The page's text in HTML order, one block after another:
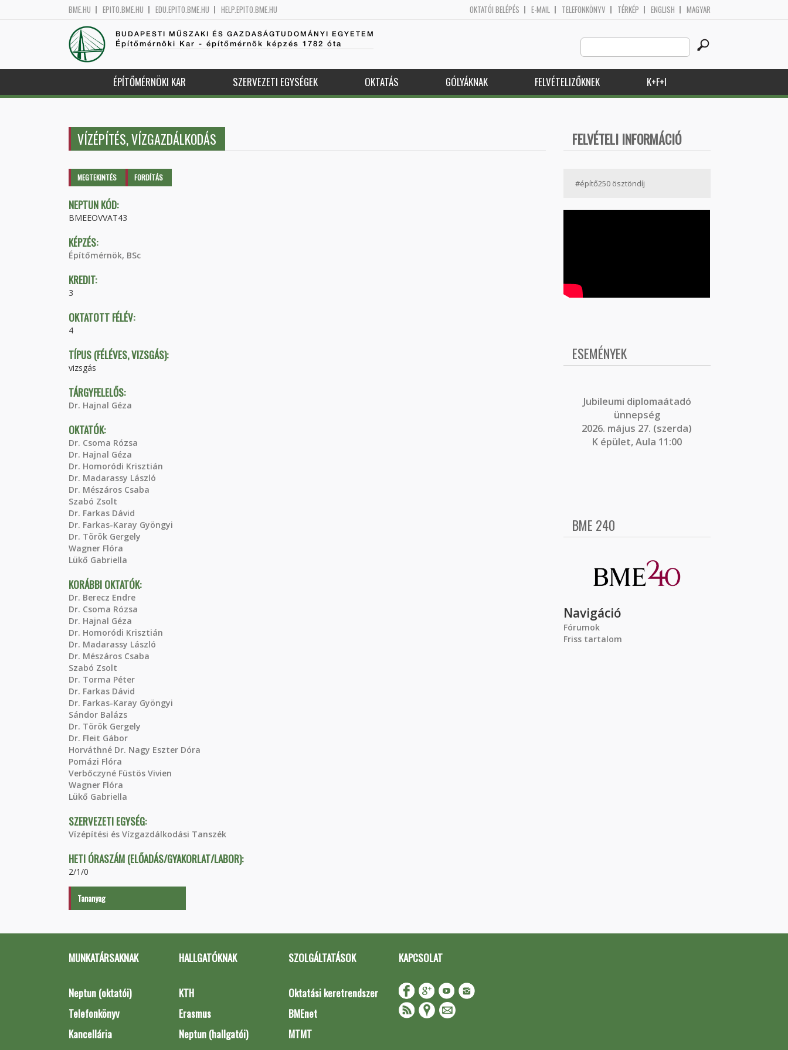
BME.HU EPITO.BME.HU EDU.EPITO.BME.HU HELP.EPITO.BME.HU OKTATÓI BELÉPÉS E-MAIL TELEFONKÖNYV TÉRKÉP ENGLISH MAGYAR
BUDAPESTI MŰSZAKI ÉS GAZDASÁGTUDOMÁNYI EGYETEM
Építőmérnöki Kar - építőmérnök képzés 1782 óta
Search
this
site
ÉPÍTŐMÉRNÖKI KAR SZERVEZETI EGYSÉGEK OKTATÁS GÓLYÁKNAK FELVÉTELIZŐKNEK K+F+I
VÍZÉPÍTÉS, VÍZGAZDÁLKODÁS
Elsődleges fülek
MEGTEKINTÉS (AKTÍVFORDÍTÁS
NEPTUN KÓD:
BMEEOVVAT43
KÉPZÉS:
Építőmérnök, BSc
KREDIT:
3
OKTATOTT FÉLÉV:
4
TÍPUS (FÉLÉVES, VIZSGÁS):
vizsgás
TÁRGYFELELŐS:
Dr. Hajnal Géza
OKTATÓK:
Dr. Csoma Rózsa
Dr. Hajnal Géza
Dr. Homoródi Krisztián
Dr. Madarassy László
Dr. Mészáros Csaba
Szabó Zsolt
Dr. Farkas Dávid
Dr. Farkas-Karay Gyöngyi
Dr. Török Gergely
Wagner Flóra
Lükő Gabriella
KORÁBBI OKTATÓK:
Dr. Berecz Endre
Dr. Csoma Rózsa
Dr. Hajnal Géza
Dr. Homoródi Krisztián
Dr. Madarassy László
Dr. Mészáros Csaba
Szabó Zsolt
Dr. Torma Péter
Dr. Farkas Dávid
Dr. Farkas-Karay Gyöngyi
Sándor Balázs
Dr. Török Gergely
Dr. Fleit Gábor
Horváthné Dr. Nagy Eszter Dóra
Pomázi Flóra
Verbőczyné Füstös Vivien
Wagner Flóra
Lükő Gabriella
SZERVEZETI EGYSÉG:
Vízépítési és Vízgazdálkodási Tanszék
HETI ÓRASZÁM (ELŐADÁS/GYAKORLAT/LABOR):
2/1/0
Tananyag
FELVÉTELI INFORMÁCIÓ
#építő250 ösztöndíj
ESEMÉNYEK
Jubileumi diplomaátadó
ünnepség
2026. május 27. (szerda)
K épület, Aula 11:00
BME 240
Navigáció
Fórumok
Friss tartalom
MUNKATÁRSAKNAK
Neptun (oktatói)
Telefonkönyv
Kancellária
HALLGATÓKNAK
KTH
Erasmus
Neptun (hallgatói)
SZOLGÁLTATÁSOK
Oktatási keretrendszer
BMEnet
MTMT
KAPCSOLAT